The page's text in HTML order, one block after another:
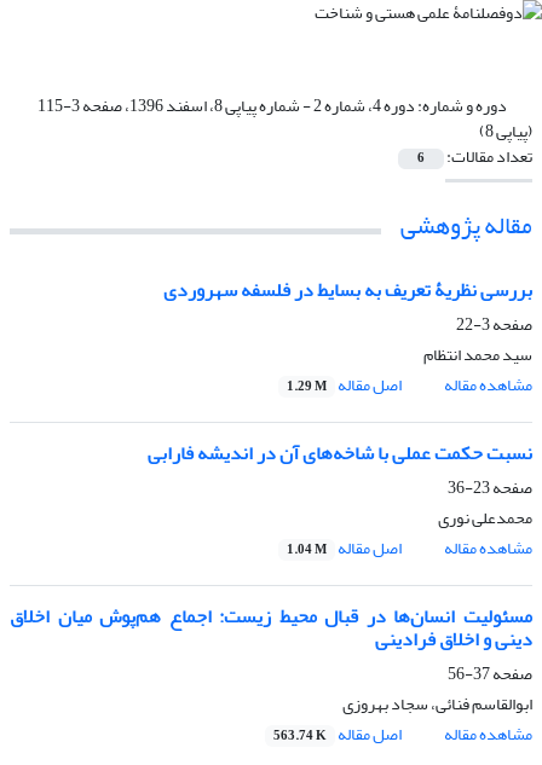
دوره و شماره: دوره 4، شماره 2 - شماره پیاپی 8، اسفند 1396، صفحه 3-115
(پیاپی 8)
تعداد مقالات: 6
مقاله پژوهشی
بررسی نظریۀ تعریف به بسایط در فلسفه سهروردی
صفحه3-22
سید محمد انتظام
مشاهده مقاله
اصل مقاله 1.29 M
نسبت حکمت عملی با شاخه‌های آن در اندیشه فارابی
صفحه23-36
محمدعلی نوری
مشاهده مقاله
اصل مقاله 1.04 M
مسئولیت انسان‌ها در قبال محیط زیست: اجماع هم‌پوش میان اخلاق
دینی و اخلاق فرادینی
صفحه37-56
ابوالقاسم فنائی، سجاد بهروزی
مشاهده مقاله
اصل مقاله 563.74 K